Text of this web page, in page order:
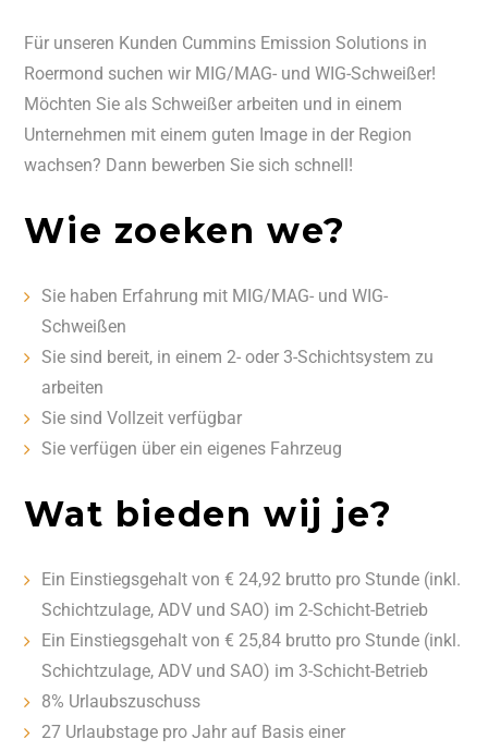
Für unseren Kunden Cummins Emission Solutions in
Roermond suchen wir MIG/MAG- und WIG-Schweißer!
Möchten Sie als Schweißer arbeiten und in einem
Unternehmen mit einem guten Image in der Region
wachsen? Dann bewerben Sie sich schnell!
Wie zoeken we?
Sie haben Erfahrung mit MIG/MAG- und WIG-
Schweißen
Sie sind bereit, in einem 2- oder 3-Schichtsystem zu
arbeiten
Sie sind Vollzeit verfügbar
Sie verfügen über ein eigenes Fahrzeug
Wat bieden wij je?
Ein Einstiegsgehalt von € 24,92 brutto pro Stunde (inkl.
Schichtzulage, ADV und SAO) im 2-Schicht-Betrieb
Ein Einstiegsgehalt von € 25,84 brutto pro Stunde (inkl.
Schichtzulage, ADV und SAO) im 3-Schicht-Betrieb
8% Urlaubszuschuss
27 Urlaubstage pro Jahr auf Basis einer